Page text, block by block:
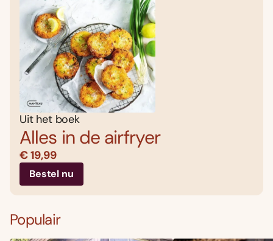
Uit het boek
Alles in de airfryer
€ 19,99
Bestel nu
Populair